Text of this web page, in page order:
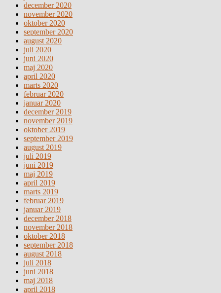
december 2020
november 2020
oktober 2020
september 2020
august 2020
juli 2020
juni 2020
maj 2020
april 2020
marts 2020
februar 2020
januar 2020
december 2019
november 2019
oktober 2019
september 2019
august 2019
juli 2019
juni 2019
maj 2019
april 2019
marts 2019
februar 2019
januar 2019
december 2018
november 2018
oktober 2018
september 2018
august 2018
juli 2018
juni 2018
maj 2018
april 2018